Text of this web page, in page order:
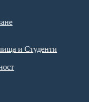
и Студенти